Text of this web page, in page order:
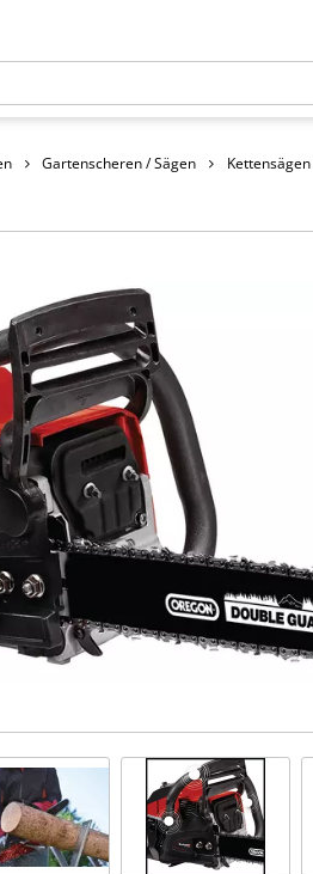
Gartenscheren / Sägen Kettensägen